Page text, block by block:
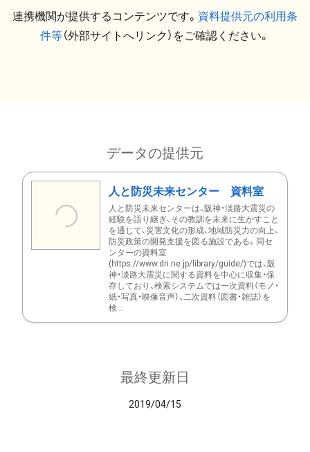
連携機関が提供するコンテンツです。 資料提供元の利用条
件等（外部サイトへリンク）をご確認ください。
データの提供元
人と防災未来センター 資料室
人と防災未来センターは、阪神・淡路大震災の
経験を語り継ぎ、その教訓を未来に生かすこと
を通じて、災害文化の形成、地域防災力の向上、
防災政策の開発支援を図る施設である。同セ
ンターの資料室
(https://www.dri.ne.jp/library/guide/)では、阪
神・淡路大震災に関する資料を中心に収集・保
存しており、検索システムでは一次資料（モノ・
紙・写真・映像音声）、二次資料（図書・雑誌）を
検...
最終更新日
2019/04/15